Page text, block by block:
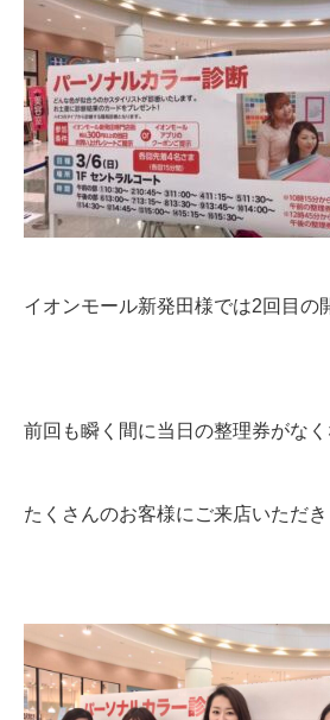
イオンモール新発田様では2回目の
前回も瞬く間に当日の整理券がなく
たくさんのお客様にご来店いただき